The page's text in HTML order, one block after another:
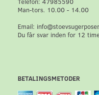
Man-tors. 10.00 - 14.00
Email:
Du får svar inden for 12
BETALINGSMETODER